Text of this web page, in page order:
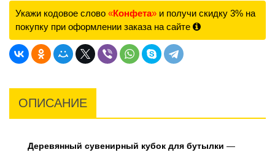
Укажи кодовое слово «Конфета» и получи скидку 3% на
покупку при оформлении заказа на сайте
ОПИСАНИЕ
Деревянный сувенирный кубок для бутылки —